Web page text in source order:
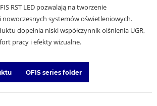
RST LED pozwalają na tworzenie
nowoczesnych systemów oświetleniowych.
dopełnia niski współczynnik olśnienia UGR,
pracy i efekty wizualne.
OFIS series folder